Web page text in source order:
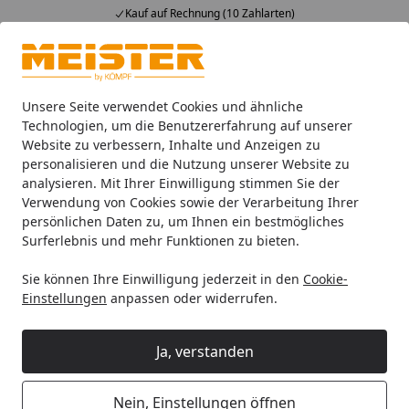
Unsere Seite verwendet Cookies und ähnliche
Technologien, um die Benutzererfahrung auf unserer
Website zu verbessern, Inhalte und Anzeigen zu
personalisieren und die Nutzung unserer Website zu
analysieren. Mit Ihrer Einwilligung stimmen Sie der
Verwendung von Cookies sowie der Verarbeitung Ihrer
persönlichen Daten zu, um Ihnen ein bestmögliches
Surferlebnis und mehr Funktionen zu bieten.
Sie können Ihre Einwilligung jederzeit in den Cookie-
Einstellungen anpassen oder widerrufen.
Ja, verstanden
Nein, Einstellungen öffnen
Kauf auf Rechnung (10 Zahlarten)
Alle Produkte
Mein Konto
Suchen
Startseite
Böden Meister Laminatböden MeisterDesign. laminate
MEISTER Laminatboden
MeisterDesign. laminate LB 150 857
x 398 x 8 mm 07136 Black Rock
Steinporen-Struktur
(1 Bewertung)